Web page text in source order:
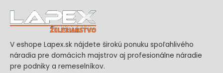
V eshope Lapex.sk nájdete širokú ponuku spoľahlivého
náradia pre domácich majstrov aj profesionálne náradie
pre podniky a remeselníkov.